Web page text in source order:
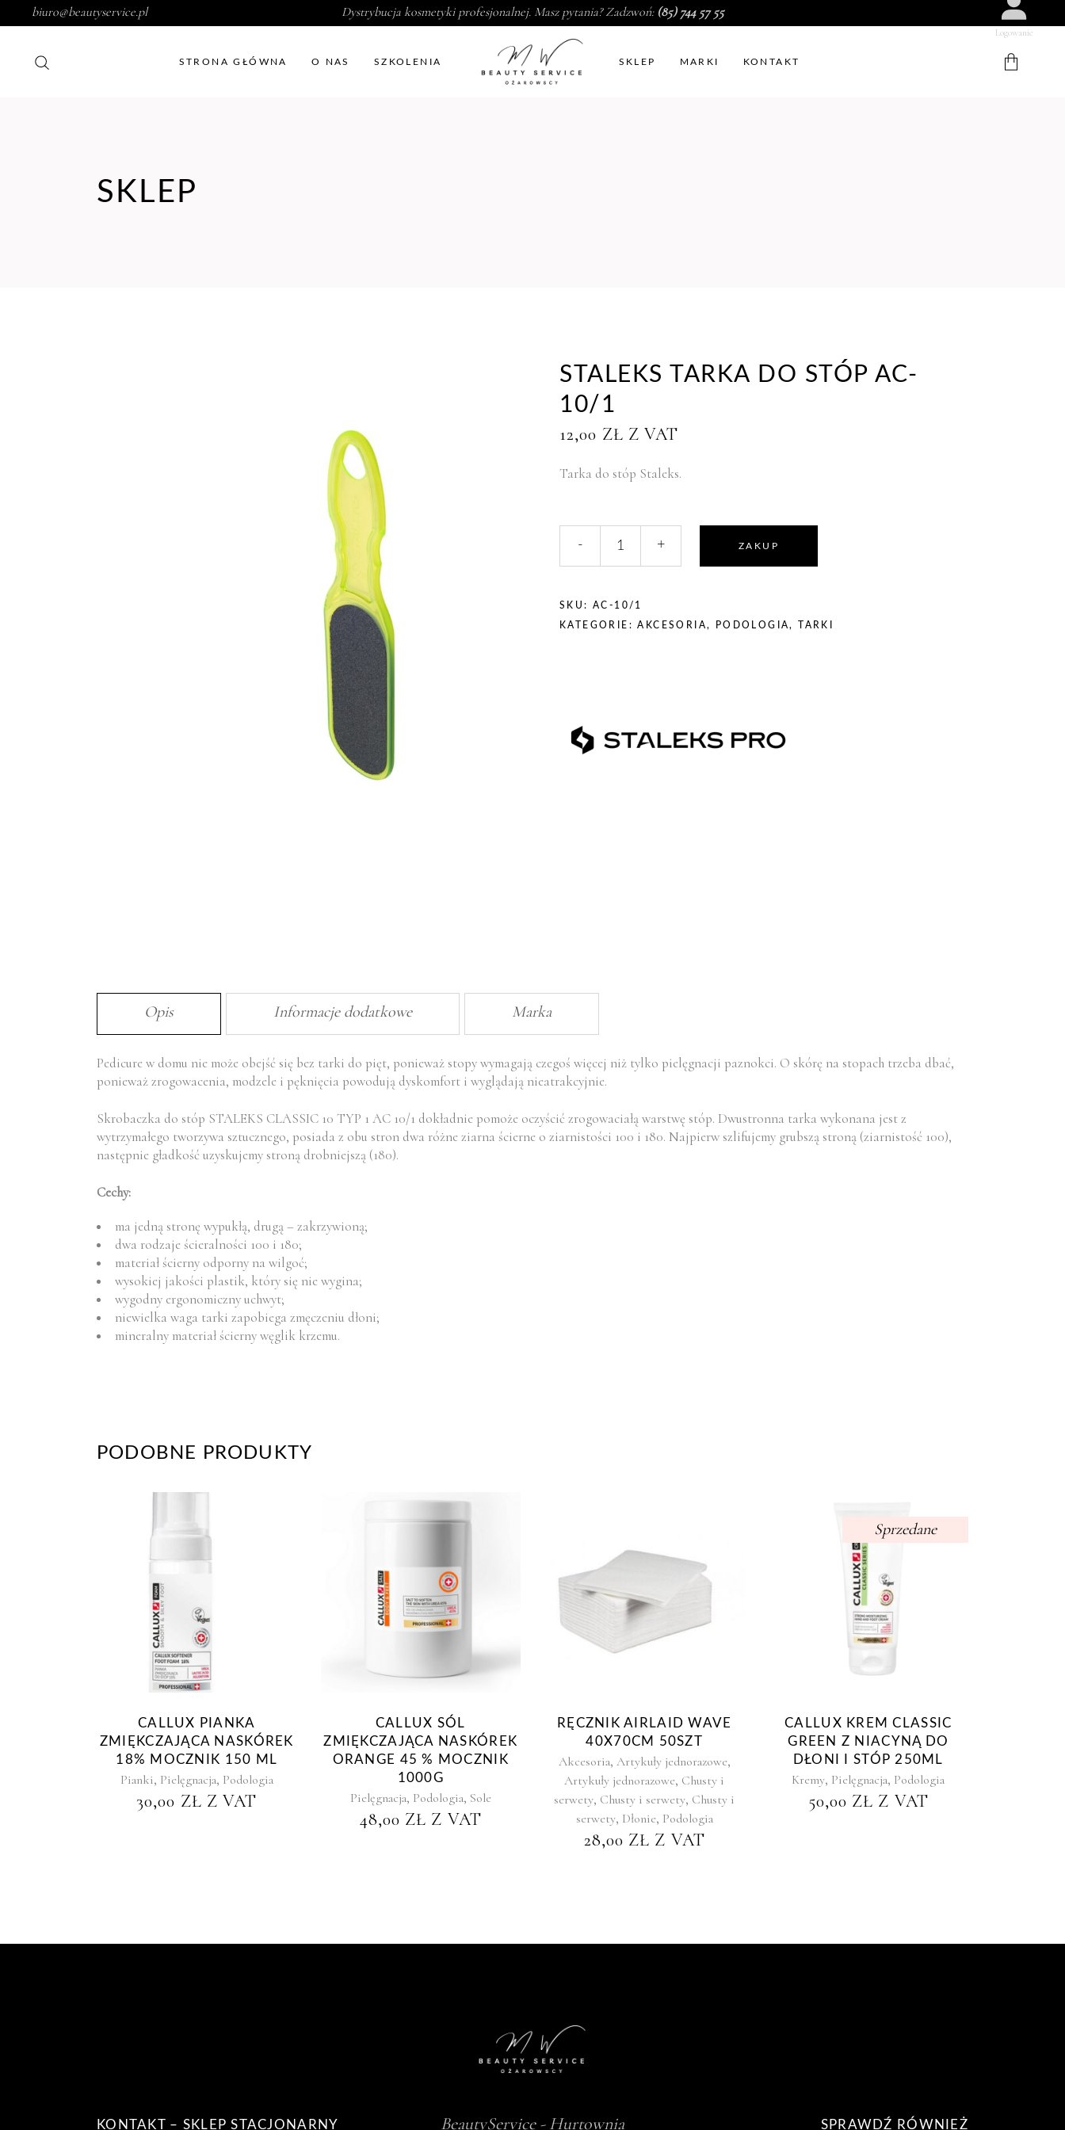
biuro@beautyservice.pl Dystrybucja kosmetyki profesjonalnej. Masz pytania? Zadzwoń: (85) 744 57 55
Logowanie
STRONA GŁÓWNA O NAS SZKOLENIA SKLEP MARKI KONTAKT
SKLEP
STALEKS TARKA DO STÓP AC-
10/1
12,00 ZŁ Z VAT
Tarka do stóp Staleks.
Tarka
stóp
AC-
- + ZAKUP
SKU: AC-10/1
KATEGORIE:AKCESORIA, PODOLOGIA, TARKI
Opis Informacje dodatkowe Marka
Pedicure w domu nie może obejść się bez tarki do pięt, ponieważ stopy wymagają czegoś więcej niż tylko pielęgnacji paznokci. O skórę na stopach trzeba dbać,
ponieważ zrogowacenia, modzele i pęknięcia powodują dyskomfort i wyglądają nieatrakcyjnie.
Skrobaczka do stóp STALEKS CLASSIC 10 TYP 1 AC 10/1 dokładnie pomoże oczyścić zrogowaciałą warstwę stóp. Dwustronna tarka wykonana jest z
wytrzymałego tworzywa sztucznego, posiada z obu stron dwa różne ziarna ścierne o ziarnistości 100 i 180. Najpierw szlifujemy grubszą stroną (ziarnistość 100),
następnie gładkość uzyskujemy stroną drobniejszą (180).
Cechy:
ma jedną stronę wypukłą, drugą – zakrzywioną;
dwa rodzaje ścieralności 100 i 180;
materiał ścierny odporny na wilgoć;
wysokiej jakości plastik, który się nie wygina;
wygodny ergonomiczny uchwyt;
niewielka waga tarki zapobiega zmęczeniu dłoni;
mineralny materiał ścierny węglik krzemu.
PODOBNE PRODUKTY
CALLUX PIANKA
ZMIĘKCZAJĄCA NASKÓREK
18% MOCZNIK 150 ML
Pianki, Pielęgnacja, Podologia
30,00 ZŁ Z VAT
CALLUX SÓL
ZMIĘKCZAJĄCA NASKÓREK
ORANGE 45 % MOCZNIK
1000G
Pielęgnacja, Podologia, Sole
48,00 ZŁ Z VAT
RĘCZNIK AIRLAID WAVE
40X70CM 50SZT
Akcesoria, Artykuły jednorazowe,
Artykuły jednorazowe, Chusty i
serwety, Chusty i serwety, Chusty i
serwety, Dłonie, Podologia
28,00 ZŁ Z VAT
Sprzedane
CALLUX KREM CLASSIC
GREEN Z NIACYNĄ DO
DŁONI I STÓP 250ML
Kremy, Pielęgnacja, Podologia
50,00 ZŁ Z VAT
KONTAKT – SKLEP STACJONARNY BeautyService - Hurtownia SPRAWDŹ RÓWNIEŻ